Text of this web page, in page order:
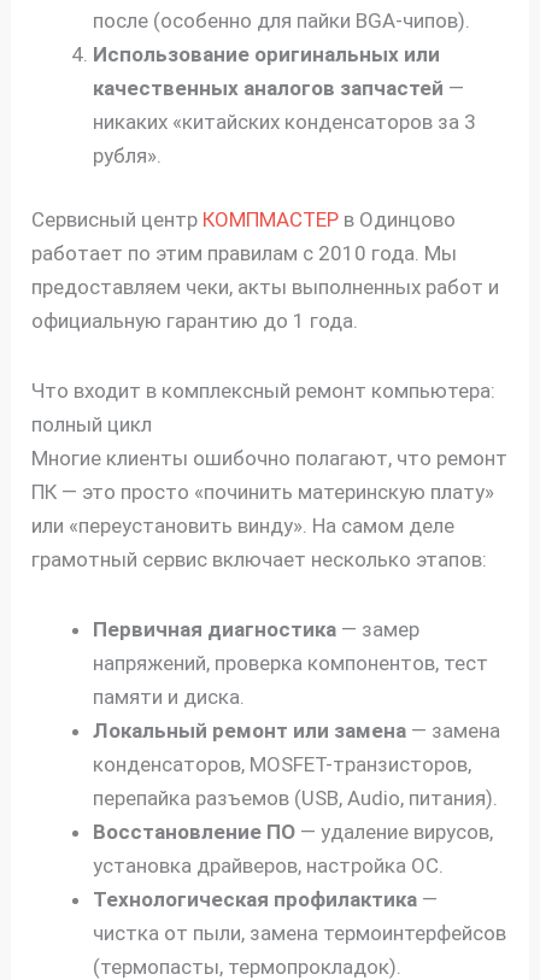
после (особенно для пайки BGA-чипов).
Использование оригинальных или
качественных аналогов запчастей —
никаких «китайских конденсаторов за 3
рубля».
Сервисный центр КОМПМАСТЕР в Одинцово
работает по этим правилам с 2010 года. Мы
предоставляем чеки, акты выполненных работ и
официальную гарантию до 1 года.
Что входит в комплексный ремонт компьютера:
полный цикл
Многие клиенты ошибочно полагают, что ремонт
ПК — это просто «починить материнскую плату»
или «переустановить винду». На самом деле
грамотный сервис включает несколько этапов:
Первичная диагностика — замер
напряжений, проверка компонентов, тест
памяти и диска.
Локальный ремонт или замена — замена
конденсаторов, MOSFET-транзисторов,
перепайка разъемов (USB, Audio, питания).
Восстановление ПО — удаление вирусов,
установка драйверов, настройка ОС.
Технологическая профилактика —
чистка от пыли, замена термоинтерфейсов
(термопасты, термопрокладок).